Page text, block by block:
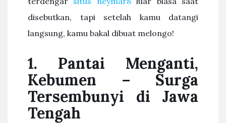
disebutkan, tapi setelah kamu datangi
langsung, kamu bakal dibuat melongo!
1. Pantai Menganti,
Kebumen – Surga
Tersembunyi di Jawa
Tengah